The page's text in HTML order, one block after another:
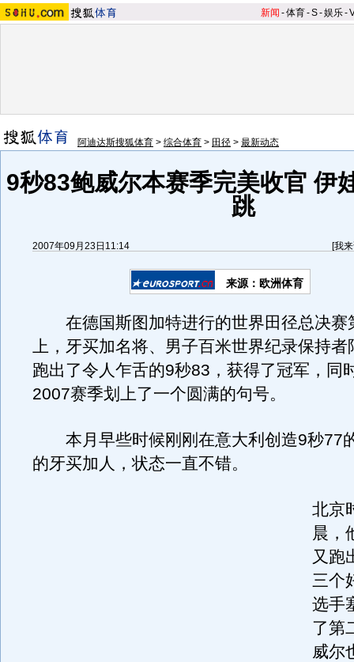
新闻 -体育-S-娱乐-
阿迪达斯搜狐体育 > 综合体育 > 田径 > 最新动态
9秒83鲍威尔本赛季完美收官 伊
跳
2007年09月23日11:14 [我
来源：欧洲体育
在德国斯图加特进行的世界田径总决赛
上，牙买加名将、男子百米世界纪录保持者
跑出了令人乍舌的9秒83，获得了冠军，同
2007赛季划上了一个圆满的句号。
本月早些时候刚刚在意大利创造9秒77
的牙买加人，状态一直不错。
北京
晨，
又跑
三个
选手
了第
威尔